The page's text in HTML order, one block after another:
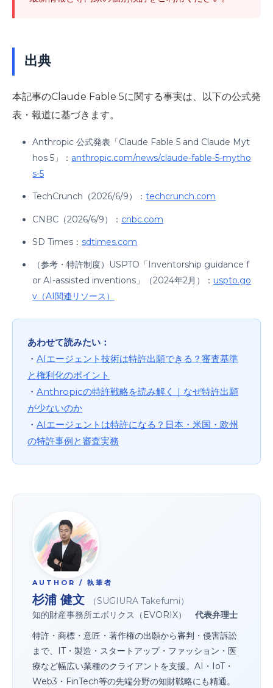
出典
本記事のClaude Fable 5に関する事実は、以下の公式発
表・報道に基づきます。
Anthropic 公式発表「Claude Fable 5 and Claude Myt
hos 5」： anthropic.com/news/claude-fable-5-mytho
s-5
TechCrunch（2026/6/9）：techcrunch.com
CNBC（2026/6/9）： cnbc.com
SD Times：sdtimes.com
（参考・特許制度）USPTO「Inventorship guidance f
or AI-assisted inventions」（2024年2月）： uspto.go
v（AI関連リソース）
あわせて読みたい：
・ AIエージェント技術は特許出願できる？審査基準
と権利化のポイント
・ Anthropicの特許戦略を読み解く｜なぜ特許出願
が少ないのか
・ AIエージェントは特許になる？日本・米国・欧州
の特許事例と審査実務
AUTHOR / 執筆者
杉浦 健文
（SUGIURA Takefumi）
知的財産事務所エボリクス（EVORIX） 代表弁理士
特許・商標・意匠・著作権の出願から審判・侵害訴訟
まで、IT・製造・スタートアップ・ファッション・医
療など幅広い業種のクライアントを支援。AI・IoT・
Web3・FinTech等の先端分野の知財戦略にも精通。